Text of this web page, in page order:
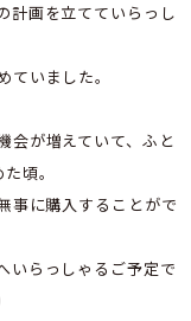
計画を立てていらっし
いました。
会が増えていて、ふと
頃。
事に購入することがで
いらっしゃるご予定で